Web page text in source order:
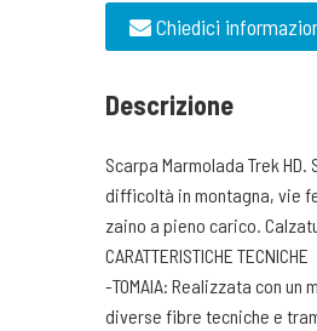
Chiedici
Descrizione
Scarpa Marmolada Trek
difficoltà in montagna, vie
zaino a pieno carico.
CARATTERISTICHE TECNICHE
-TOMAIA: Realizzata con
diverse fibre tecniche e